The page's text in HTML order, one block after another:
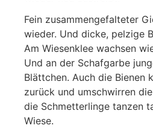
Fein zusammengefalteter
wieder. Und dicke, pelzige
Am Wiesenklee wachsen
Und an der Schafgarbe
Blättchen. Auch die Bienen
zurück und umschwirren
die Schmetterlinge tanzen
Wiese.